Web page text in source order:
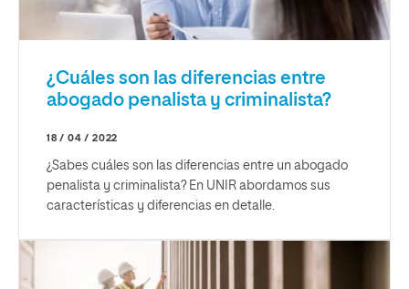
¿Cuáles son las diferencias entre
abogado penalista y criminalista?
18 / 04 / 2022
¿Sabes cuáles son las diferencias entre un abogado
penalista y criminalista? En UNIR abordamos sus
características y diferencias en detalle.